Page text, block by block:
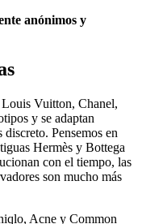
anónimos y
Vuitton, Chanel,
y se adaptan
Pensemos en
Hermès y Bottega
con el tiempo, las
son mucho más
Acne y Common